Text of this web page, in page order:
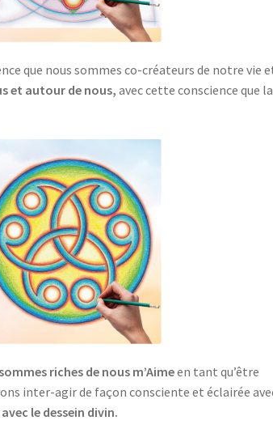
que nous sommes co-créateurs de notre vie
et autour de nous,avec cette conscience que
riches de nous m’Aimeen tant qu’être
inter-agir de façon consciente et éclairée
le dessein divin.